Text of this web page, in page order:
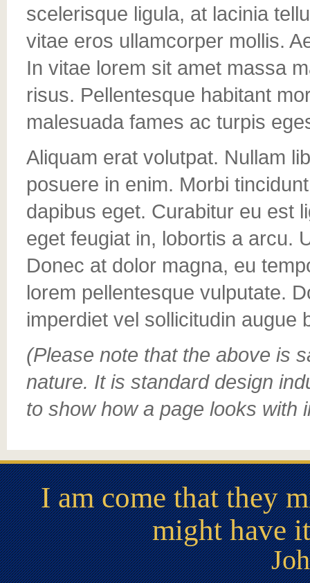
scelerisque ligula, at lacinia
vitae eros ullamcorper mollis.
In vitae lorem sit amet massa
risus. Pellentesque habitant
malesuada fames ac turpis
Aliquam erat volutpat. Nullam
posuere in enim. Morbi
dapibus eget. Curabitur eu est
eget feugiat in, lobortis a arcu.
Donec at dolor magna, eu
lorem pellentesque vulputate.
imperdiet vel sollicitudin augue
(Please note that the above is
nature. It is standard design
to show how a page looks with
I am come that they
might have